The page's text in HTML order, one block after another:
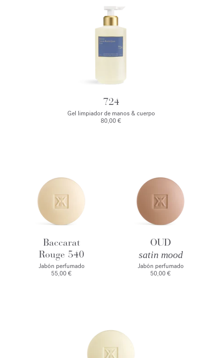
724
Gel limpiador de manos & cuerpo
80,00 €
Baccarat
Rouge 540
Jabón perfumado
55,00 €
OUD
satin mood
Jabón perfumado
50,00 €